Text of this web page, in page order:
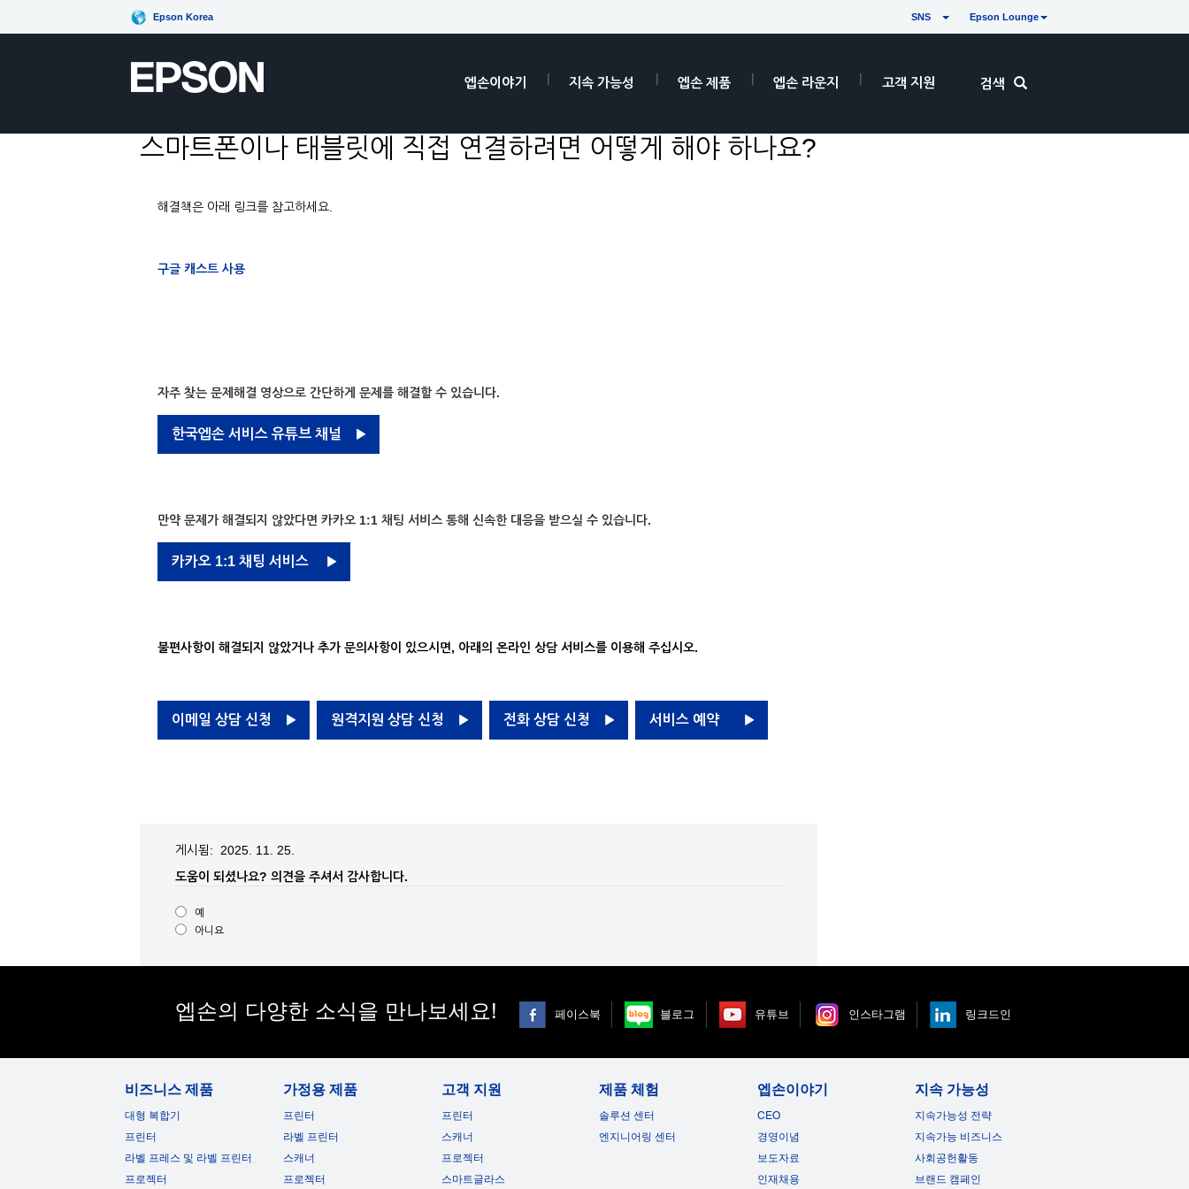
Epson Korea SNS Epson Lounge
엡손이야기 지속 가능성 엡손 제품 엡손 라운지 고객 지원 검색
스마트폰이나 태블릿에 직접 연결하려면 어떻게 해야 하나요?
해결책은 아래 링크를 참고하세요.
구글 캐스트 사용
자주 찾는 문제해결 영상으로 간단하게 문제를 해결할 수 있습니다.
한국엡손 서비스 유튜브 채널
만약 문제가 해결되지 않았다면 카카오 1:1 채팅 서비스 통해 신속한 대응을 받으실 수 있습니다.
카카오 1:1 채팅 서비스
불편사항이 해결되지 않았거나 추가 문의사항이 있으시면, 아래의 온라인 상담 서비스를 이용해 주십시오.
이메일 상담 신청 원격지원 상담 신청 전화 상담 신청 서비스 예약
게시됨: 2025. 11. 25.
도움이 되셨나요? 의견을 주셔서 감사합니다.
예
아니요
엡손의 다양한 소식을 만나보세요! 페이스북 블로그 유튜브 인스타그램 링크드인
비즈니스 제품
대형 복합기
프린터
라벨 프레스 및 라벨 프린터
프로젝터
가정용 제품
프린터
라벨 프린터
스캐너
프로젝터
고객 지원
프린터
스캐너
프로젝터
스마트글라스
제품 체험
솔루션 센터
엔지니어링 센터
엡손이야기
CEO
경영이념
보도자료
인재채용
지속 가능성
지속가능성 전략
지속가능 비즈니스
사회공헌활동
브랜드 캠페인